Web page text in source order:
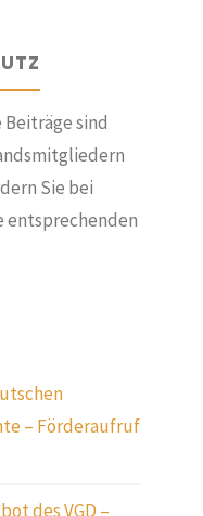
sind
Sie bei
entsprechenden
– Förderaufruf
des VGD –